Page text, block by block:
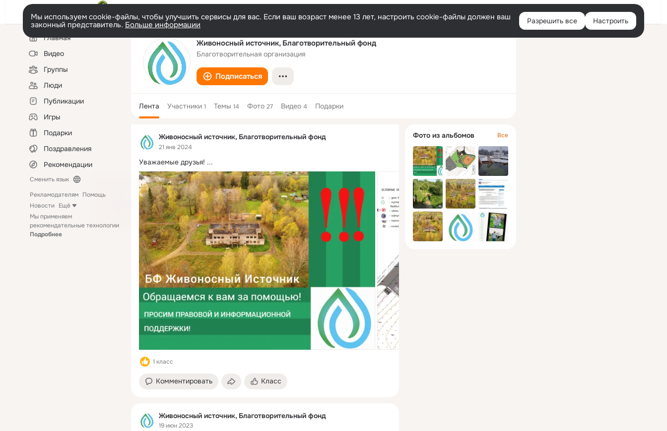
Войти
Мы используем cookie-файлы, чтобы улучшить сервисы для вас. Если ваш возраст менее 13 лет, настроить cookie-файлы должен ваш
законный представитель. Больше информации Разрешить все Настроить
Левая
колонкаГлавная
Видео
Группы
Люди
Публикации
Игры
Подарки
Поздравления
Рекомендации
Сменить язык
Рекламодателям Помощь
Новости Ещё
Мы применяем
рекомендательные технологии
Подробнее
Живоносный источник, Благотворительный фонд
Благотворительная организация
Подписаться
Лента Участники 1 Темы 14 Фото 27 Видео 4 Подарки
Живоносный источник, Благотворительный фонд
21 янв 2024
Уважаемые друзья! ...
1 класс
Комментировать Класс
Живоносный источник, Благотворительный фонд
19 июн 2023
колонка
Фото из альбомов Все